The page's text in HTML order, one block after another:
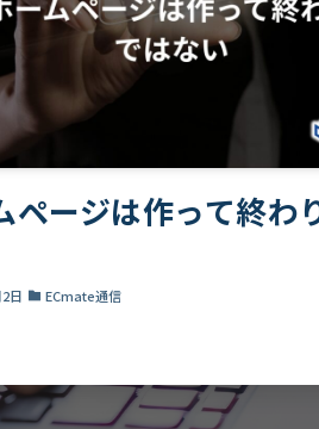
AI時代にEC担当者の
わる？自動化スキル
れから必要な能力